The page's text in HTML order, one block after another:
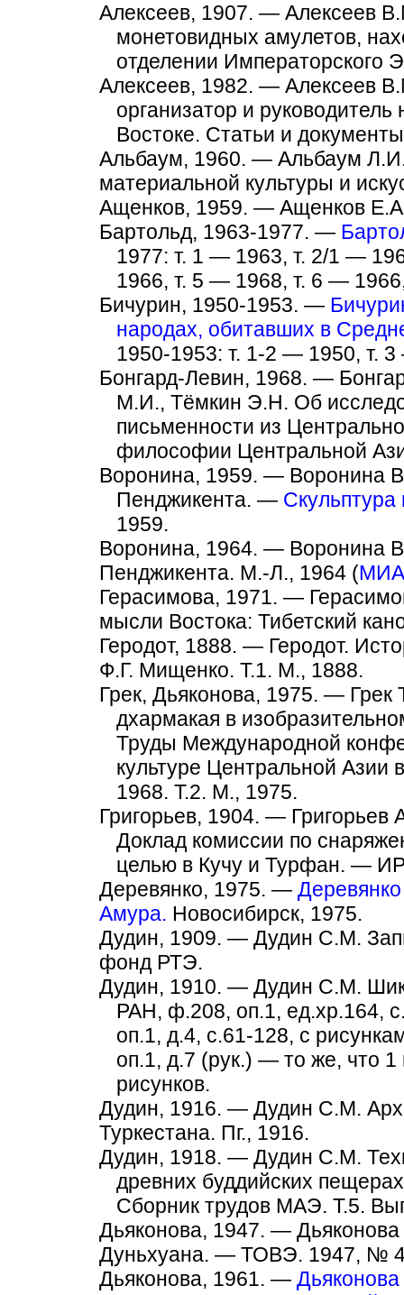
Алексеев, 1907. — Алексеев
монетовидных амулетов,
отделении Императорского
Алексеев, 1982. — Алексеев
организатор и
Востоке. Статьи и
Альбаум, 1960. — Альбаум
материальной культуры и
Ащенков, 1959. — Ащенков
Бартольд, 1963-1977. —
1977: т. 1 — 1963, т. 2/1 —
1966, т. 5 — 1968, т. 6 —
Бичурин, 1950-1953. —
народах, обитавших в
1950-1953: т. 1-2 — 1950, т.
Бонгард-Левин, 1968. —
М.И., Тёмкин Э.Н. Об
письменности из
философии Центральной
Воронина, 1959. — Воронина
Пенджикента. —
1959.
Воронина, 1964. — Воронина
Пенджикента. М.-Л., 1964 (
Герасимова, 1971. —
мысли Востока: Тибетский
Геродот, 1888. — Геродот.
Ф.Г. Мищенко. Т.1. М., 1888.
Грек, Дьяконова, 1975. —
дхармакая в
Труды Международной
культуре Центральной
1968. Т.2. М., 1975.
Григорьев, 1904. —
Доклад комиссии по
целью в Кучу и Турфан. —
Деревянко, 1975. —
Амура. Новосибирск, 1975.
Дудин, 1909. — Дудин С.М.
фонд РТЭ.
Дудин, 1910. — Дудин С.М.
РАН, ф.208, оп.1, ед.хр.164,
оп.1, д.4, с.61-128, с
оп.1, д.7 (рук.) — то же, что 1
рисунков.
Дудин, 1916. — Дудин С.М.
Туркестана. Пг., 1916.
Дудин, 1918. — Дудин С.М.
древних буддийских
Сборник трудов МАЭ. Т.5.
Дьяконова, 1947. —
Дуньхуана. — ТОВЭ. 1947, №
Дьяконова, 1961. —